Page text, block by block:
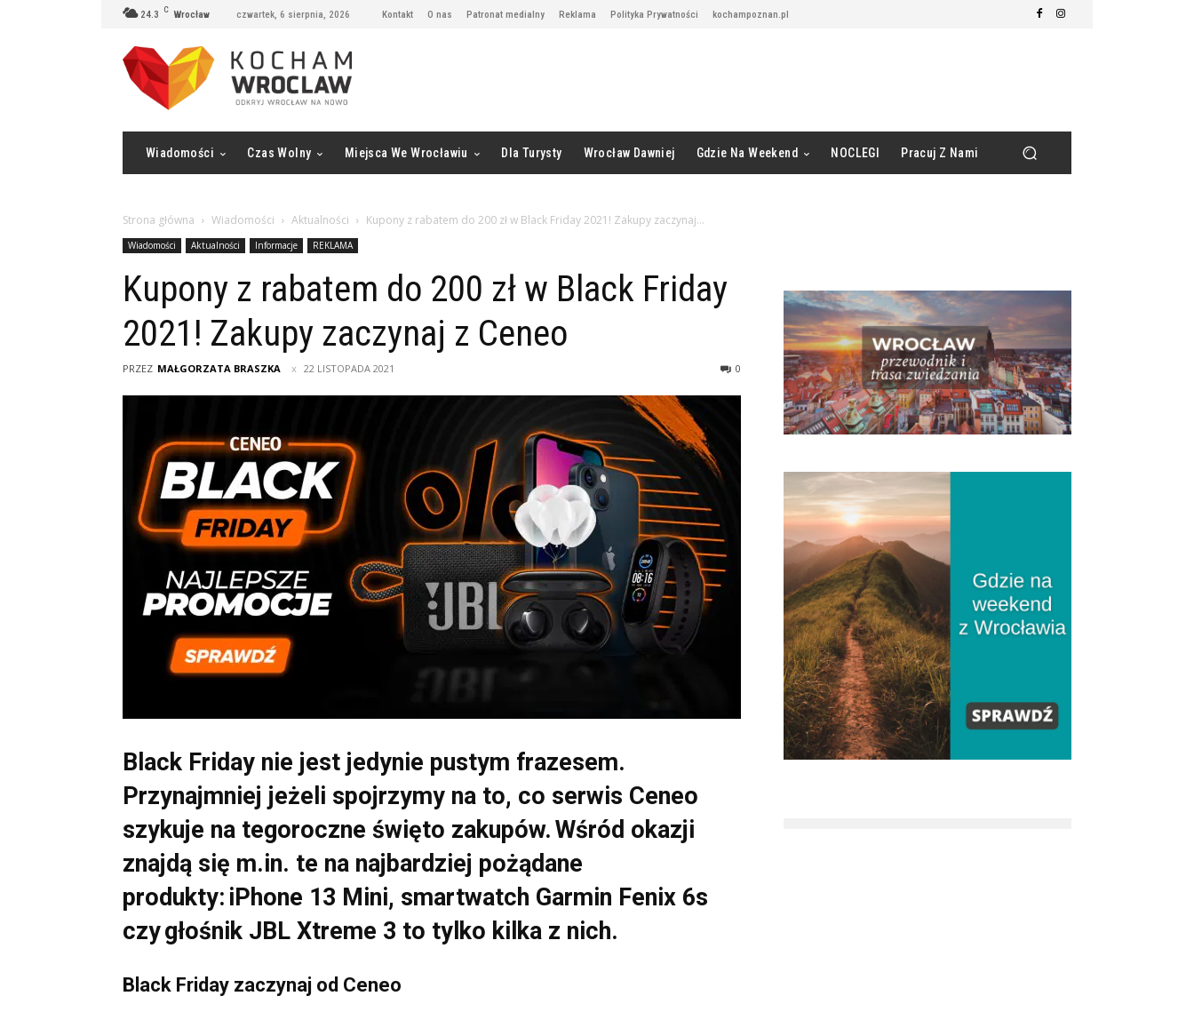
24.3 C Wrocław czwartek, 6 sierpnia, 2026 Kontakt O nas Patronat medialny Reklama Polityka Prywatności kochampoznan.pl
Wiadomości Czas Wolny Miejsca We Wrocławiu Dla Turysty Wrocław Dawniej Gdzie Na Weekend NOCLEGI Pracuj Z Nami
Strona główna Wiadomości Aktualności Kupony z rabatem do 200 zł w Black Friday 2021! Zakupy zaczynaj...
Wiadomości Aktualności Informacje REKLAMA
Kupony z rabatem do 200 zł w Black Friday
2021! Zakupy zaczynaj z Ceneo
PRZEZ MAŁGORZATA BRASZKA 22 LISTOPADA 2021 0
Black Friday nie jest jedynie pustym frazesem.
Przynajmniej jeżeli spojrzymy na to, co serwis Ceneo
szykuje na tegoroczne święto zakupów. Wśród okazji
znajdą się m.in. te na najbardziej pożądane
produkty: iPhone 13 Mini, smartwatch Garmin Fenix 6s
czy głośnik JBL Xtreme 3 to tylko kilka z nich.
Black Friday zaczynaj od Ceneo